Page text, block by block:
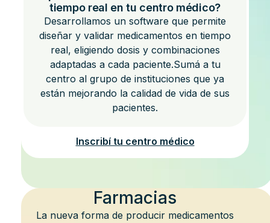
tiempo real en tu centro médico?
Desarrollamos un software que permite
diseñar y validar medicamentos en tiempo
real, eligiendo dosis y combinaciones
adaptadas a cada paciente.Sumá a tu
centro al grupo de instituciones que ya
están mejorando la calidad de vida de sus
pacientes.
Inscribí tu centro médico
Farmacias
La nueva forma de producir medicamentos